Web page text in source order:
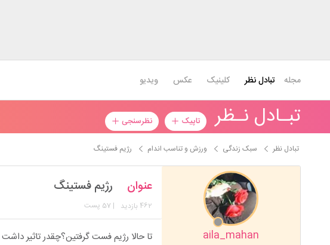
مجله تبادل نظر کلینیک عکس ویدیو
تبـادل نـظر تاپیک نظرسنجی
تبادل نظر سبک زندگی ورزش و تناسب اندام رژیم فستینگ
aila_mahan
عنوان رژیم فستینگ
462 بازدید | 57 پست
تا حالا رژیم فست گرفتین؟چقدر تاثیر داشت